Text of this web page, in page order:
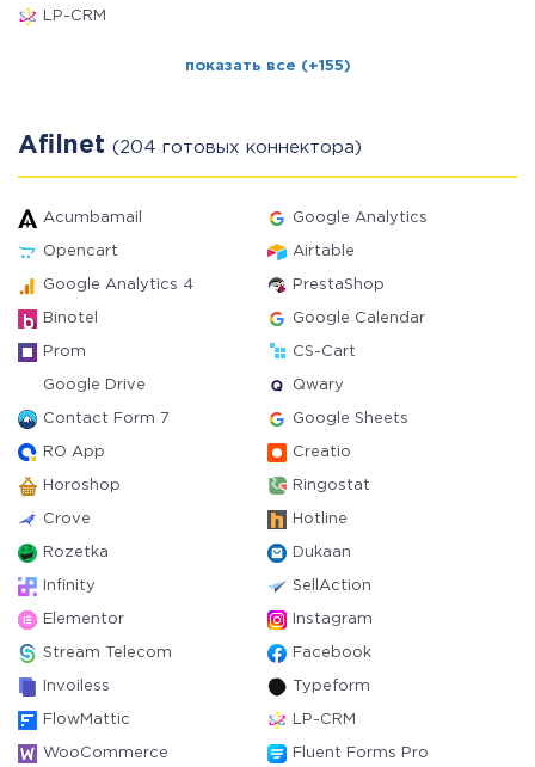
LP-CRM
показать все (+155)
Afilnet (204 готовых коннектора)
Acumbamail Google Analytics
Opencart Airtable
Google Analytics 4 PrestaShop
Binotel Google Calendar
Prom CS-Cart
Google Drive Qwary
Contact Form 7 Google Sheets
RO App Creatio
Horoshop Ringostat
Crove Hotline
Rozetka Dukaan
Infinity SellAction
Elementor Instagram
Stream Telecom Facebook
Invoiless Typeform
FlowMattic LP-CRM
WooCommerce Fluent Forms Pro